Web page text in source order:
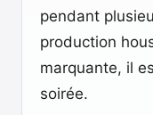
pendant
production
marquante, il
soirée.